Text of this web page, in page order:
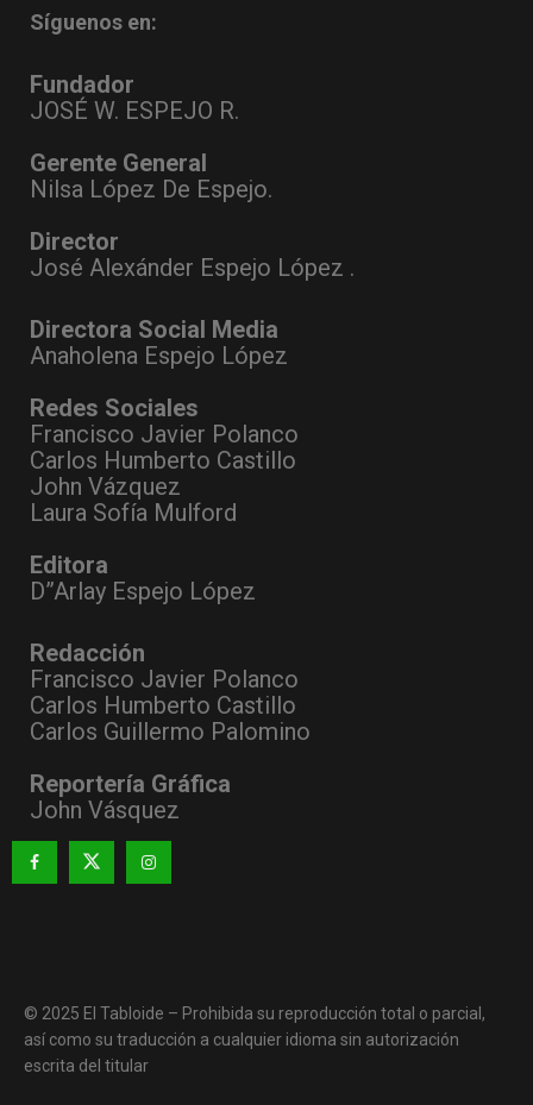
Síguenos en:
Fundador
JOSÉ W. ESPEJO R.
Gerente General
Nilsa López De Espejo.
Director
José Alexánder Espejo López .
Directora Social Media
Anaholena Espejo López
Redes Sociales
Francisco Javier Polanco
Carlos Humberto Castillo
John Vázquez
Laura Sofía Mulford
Editora
D”Arlay Espejo López
Redacción
Francisco Javier Polanco
Carlos Humberto Castillo
Carlos Guillermo Palomino
Reportería Gráfica
John Vásquez
© 2025 El Tabloide – Prohibida su reproducción total o parcial,
así como su traducción a cualquier idioma sin autorización
escrita del titular